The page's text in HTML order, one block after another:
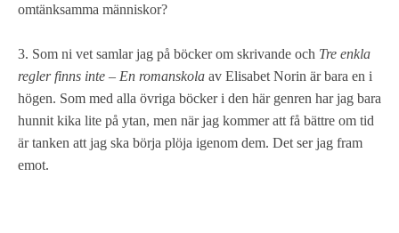
omtänksamma människor?
3. Som ni vet samlar jag på böcker om skrivande och Tre enkla
regler finns inte – En romanskola av Elisabet Norin är bara en i
högen. Som med alla övriga böcker i den här genren har jag bara
hunnit kika lite på ytan, men när jag kommer att få bättre om tid
är tanken att jag ska börja plöja igenom dem. Det ser jag fram
emot.